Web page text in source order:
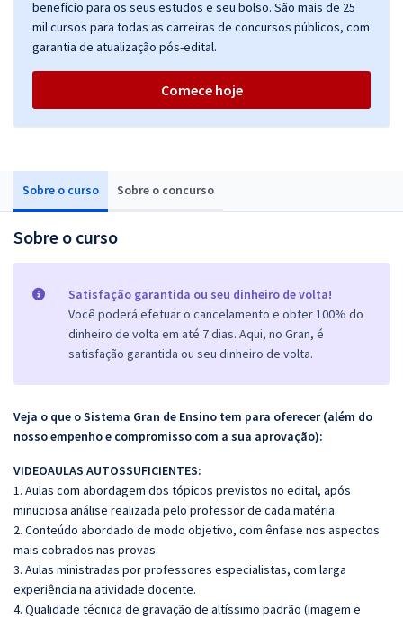
Sobre o curso Sobre o concurso
Sobre o curso
Satisfação garantida ou seu dinheiro de volta!
Você poderá efetuar o cancelamento e obter 100% do
dinheiro de volta em até 7 dias. Aqui, no Gran, é
satisfação garantida ou seu dinheiro de volta.
Veja o que o Sistema Gran de Ensino tem para oferecer (além do
nosso empenho e compromisso com a sua aprovação):
VIDEOAULAS AUTOSSUFICIENTES:
1. Aulas com abordagem dos tópicos previstos no edital, após
minuciosa análise realizada pelo professor de cada matéria.
2. Conteúdo abordado de modo objetivo, com ênfase nos aspectos
mais cobrados nas provas.
3. Aulas ministradas por professores especialistas, com larga
experiência na atividade docente.
4. Qualidade técnica de gravação de altíssimo padrão (imagem e
benefício para os seus estudos e seu bolso. São mais de 25
mil cursos para todas as carreiras de concursos públicos, com
garantia de atualização pós-edital.
Comece hoje